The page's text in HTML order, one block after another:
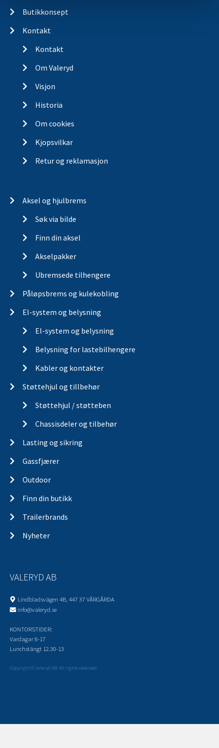
Butikkonsept
Kontakt
Kontakt
Om Valeryd
Visjon
Historia
Om cookies
Kjopsvilkar
Retur og reklamasjon
Aksel og hjulbrems
Søk via bilde
Finn din aksel
Akselpakker
Ubremsede tilhengere
Påløpsbrems og kulekobling
El-system og belysning
El-system og belysning
Belysning for lastebilhengere
Kabler og kontakter
Støttehjul og tillbehør
Støttehjul / støtteben
Chassisdeler og tilbehør
Lasting og sikring
Gassfjærer
Outdoor
Finn din butikk
Trailerbrands
Nyheter
VALERYD AB
Lindbladsvägen 4B, 447 37 VÅRGÅRDA
info@valeryd.se
KONTORSTIDER:
Vardagar 8-17
Lunchstängt 12.30-13
Copyright © Valeryd AB. All rights reserved.